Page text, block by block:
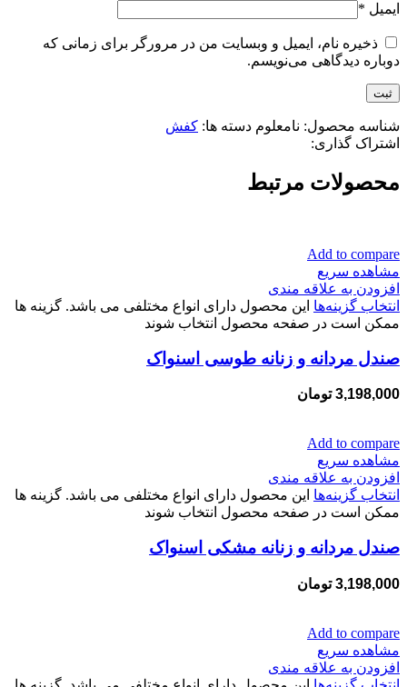
ایمیل *
ذخیره نام، ایمیل و وبسایت من در مرورگر برای زمانی که
دوباره دیدگاهی می‌نویسم.
شناسه محصول: نامعلوم دسته ها: کفش
اشتراک گذاری:
محصولات مرتبط
Add to compare
مشاهده سریع
افزودن به علاقه مندی
انتخاب گزینه‌ها این محصول دارای انواع مختلفی می باشد. گزینه ها
ممکن است در صفحه محصول انتخاب شوند
صندل مردانه و زنانه طوسی اسنواک
3,198,000 تومان
Add to compare
مشاهده سریع
افزودن به علاقه مندی
انتخاب گزینه‌ها این محصول دارای انواع مختلفی می باشد. گزینه ها
ممکن است در صفحه محصول انتخاب شوند
صندل مردانه و زنانه مشکی اسنواک
3,198,000 تومان
Add to compare
مشاهده سریع
افزودن به علاقه مندی